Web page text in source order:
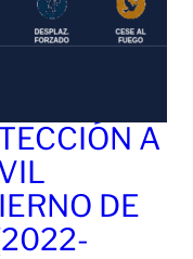
A
DE